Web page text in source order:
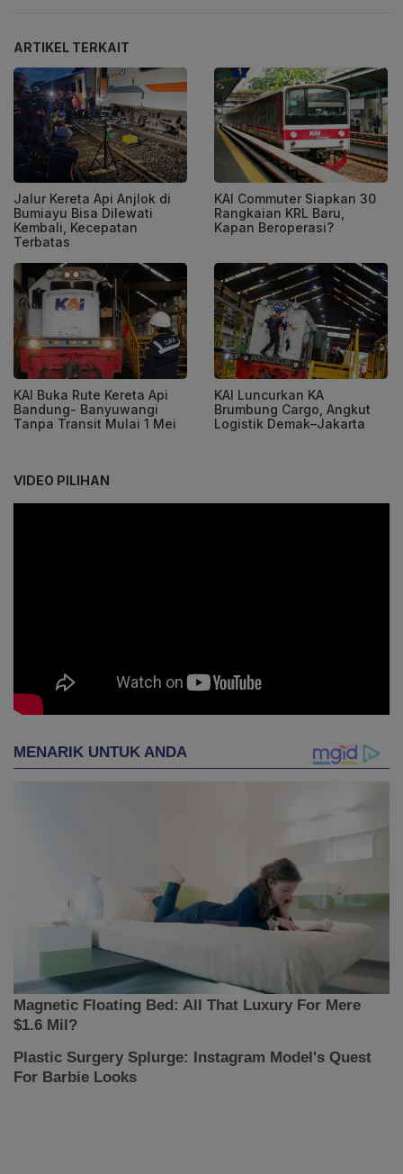
ARTIKEL TERKAIT
Jalur Kereta Api Anjlok di
Bumiayu Bisa Dilewati
Kembali, Kecepatan
Terbatas
KAI Commuter Siapkan 30
Rangkaian KRL Baru,
Kapan Beroperasi?
KAI Buka Rute Kereta Api
Bandung- Banyuwangi
Tanpa Transit Mulai 1 Mei
KAI Luncurkan KA
Brumbung Cargo, Angkut
Logistik Demak–Jakarta
VIDEO PILIHAN